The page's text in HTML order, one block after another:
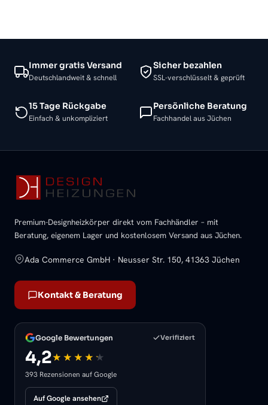
Immer gratis Versand
Deutschlandweit & schnell
Sicher bezahlen
SSL-verschlüsselt & geprüft
15 Tage Rückgabe
Einfach & unkompliziert
Persönliche Beratung
Fachhandel aus Jüchen
Premium-Designheizkörper direkt vom Fachhändler – mit
Beratung, eigenem Lager und kostenlosem Versand aus Jüchen.
Ada Commerce GmbH · Neusser Str. 150, 41363 Jüchen
Kontakt & Beratung
Google Bewertungen Verifiziert
4,2
393 Rezensionen auf Google
Auf Google ansehen